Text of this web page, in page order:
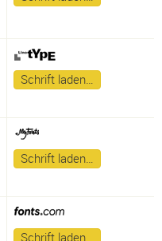
Schrift laden…
Schrift laden…
Schrift laden…